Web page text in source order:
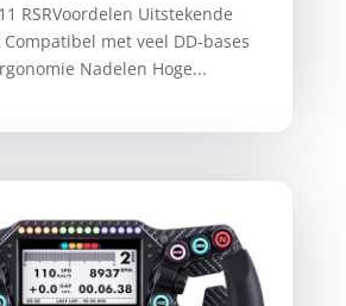
RSRVoordelen Uitstekende
met veel DD-bases
Nadelen Hoge...